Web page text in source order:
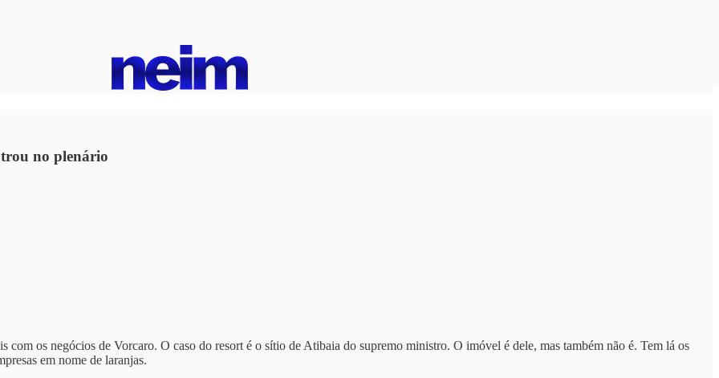
no plenário
os negócios de Vorcaro. O caso do resort é o sítio de Atibaia do supremo ministro. O imóvel é dele, mas também não é. Tem lá os
em nome de laranjas.